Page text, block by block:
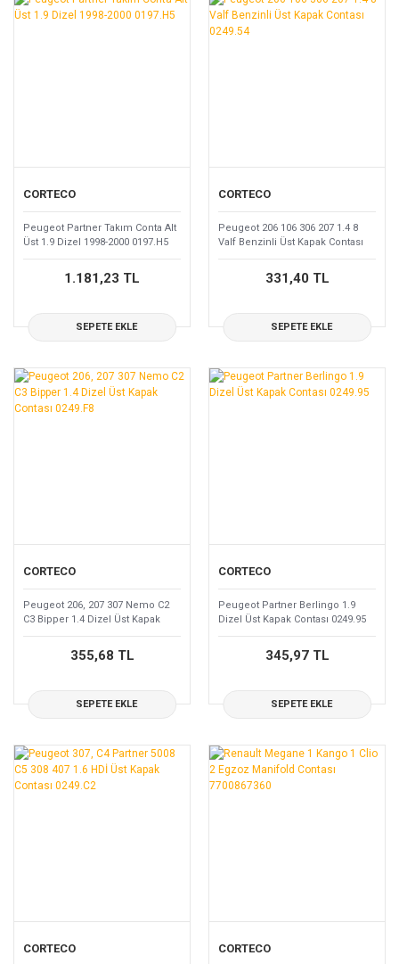
CORTECO
Peugeot Partner Takım Conta Alt
Üst 1.9 Dizel 1998-2000 0197.H5
1.181,23 TL
SEPETE EKLE
CORTECO
Peugeot 206 106 306 207 1.4 8
Valf Benzinli Üst Kapak Contası
0249.54
331,40 TL
SEPETE EKLE
CORTECO
Peugeot 206, 207 307 Nemo C2
C3 Bipper 1.4 Dizel Üst Kapak
Contası 0249.F8
355,68 TL
SEPETE EKLE
CORTECO
Peugeot Partner Berlingo 1.9
Dizel Üst Kapak Contası 0249.95
345,97 TL
SEPETE EKLE
CORTECO CORTECO